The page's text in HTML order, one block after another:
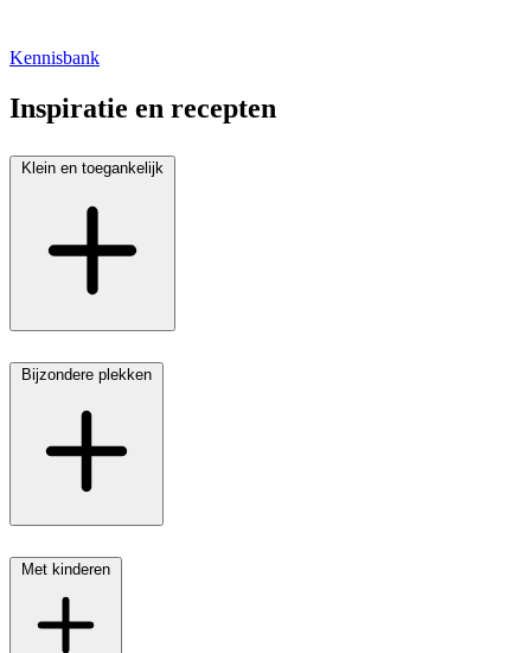
Kennisbank
Inspiratie en recepten
Klein en toegankelijk
Bijzondere plekken
Met kinderen